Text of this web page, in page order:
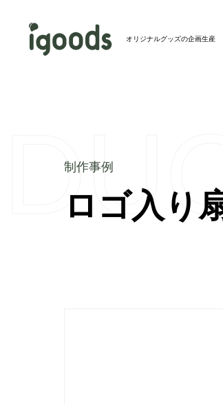
オリジナルグッズの企画生産
会社情報トップ
制作事例トップ
【ホテル・旅館必見】
ロゴ入り
制作事例